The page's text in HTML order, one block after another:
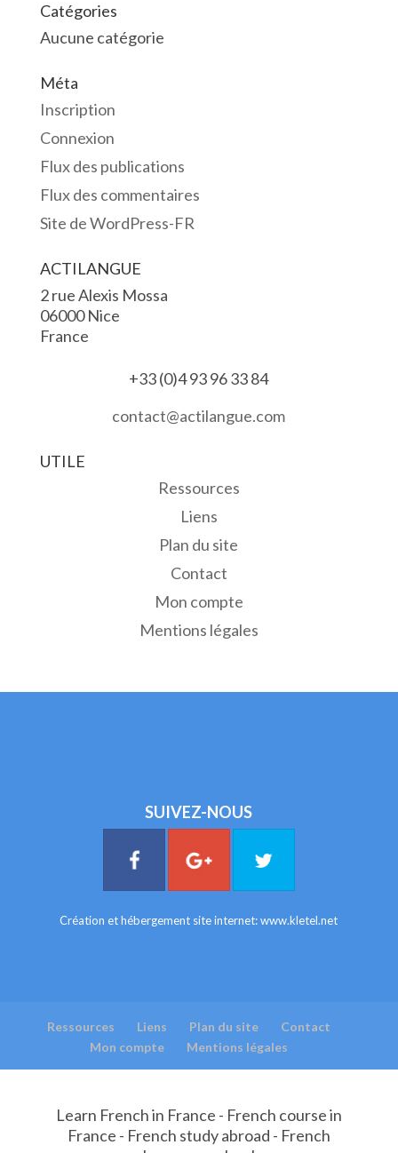
Catégories
Aucune catégorie
Méta
Inscription
Connexion
Flux des publications
Flux des commentaires
Site de WordPress-FR
ACTILANGUE
2 rue Alexis Mossa
06000 Nice
France
+33 (0)4 93 96 33 84
contact@actilangue.com
UTILE
Ressources
Liens
Plan du site
Contact
Mon compte
Mentions légales
SUIVEZ-NOUS
Création et hébergement site internet:www.kletel.net
Ressources Liens Plan du site
Contact
Mon compte
Mentions légales
Learn French in France - French course in
France - French study abroad - French